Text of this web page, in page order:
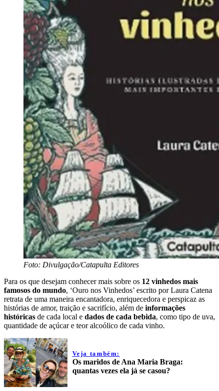
Foto: Divulgação/Catapulta Editores
Para os que desejam conhecer mais sobre os 12 vinhedos mais
famosos do mundo, ‘Ouro nos Vinhedos’ escrito por Laura Catena
retrata de uma maneira encantadora, enriquecedora e perspicaz as
histórias de amor, traição e sacrifício, além de informações
históricas de cada local e dados de cada bebida, como tipo de uva,
quantidade de açúcar e teor alcoólico de cada vinho.
Veja também:
Os maridos de Ana Maria Braga:
quantas vezes ela já se casou?